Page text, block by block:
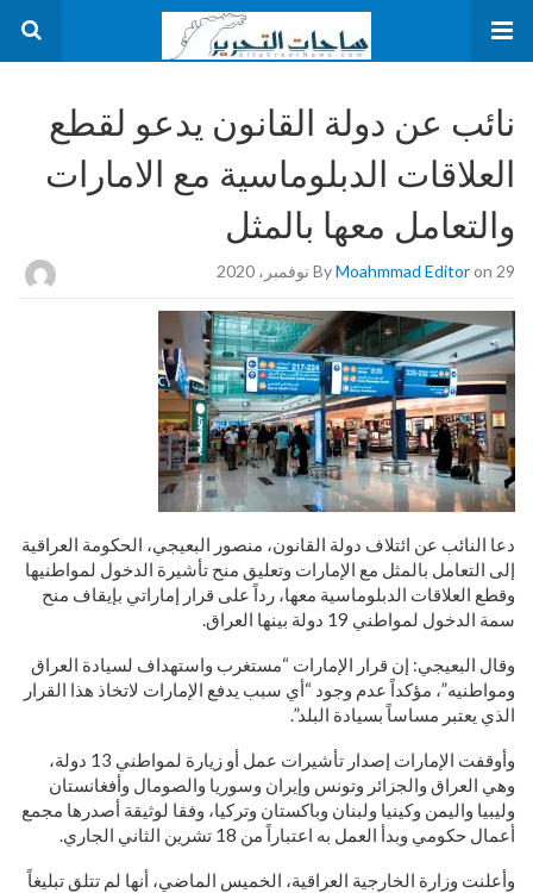
نائب عن دولة القانون يدعو لقطع
العلاقات الدبلوماسية مع الامارات
والتعامل معها بالمثل
ByMoahmmad Editoron 29 نوفمبر، 2020
دعا النائب عن ائتلاف دولة القانون، منصور البعيجي، الحكومة العراقية
إلى التعامل بالمثل مع الإمارات وتعليق منح تأشيرة الدخول لمواطنيها
وقطع العلاقات الدبلوماسية معها، رداً على قرار إماراتي بإيقاف منح
سمة الدخول لمواطني 19 دولة بينها العراق.
وقال البعيجي: إن قرار الإمارات “مستغرب واستهداف لسيادة العراق
ومواطنيه”، مؤكداً عدم وجود “أي سبب يدفع الإمارات لاتخاذ هذا القرار
الذي يعتبر مساساً بسيادة البلد”.
وأوقفت الإمارات إصدار تأشيرات عمل أو زيارة لمواطني 13 دولة،
وهي العراق والجزائر وتونس وإيران وسوريا والصومال وأفغانستان
وليبيا واليمن وكينيا ولبنان وباكستان وتركيا، وفقا لوثيقة أصدرها مجمع
أعمال حكومي وبدأ العمل به اعتباراً من 18 تشرين الثاني الجاري.
وأعلنت وزارة الخارجية العراقية، الخميس الماضي، أنها لم تتلق تبليغاً